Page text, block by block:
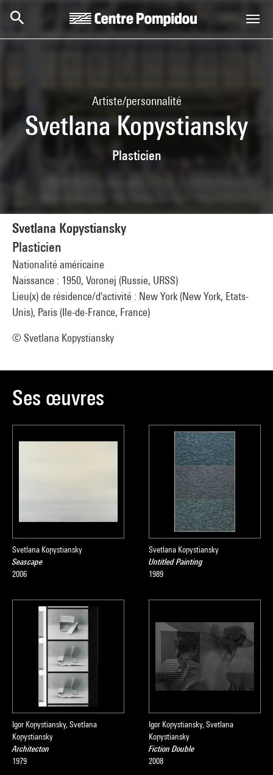
Artiste/personnalité
Svetlana Kopystiansky
Plasticien
Svetlana Kopystiansky
Plasticien
Nationalité américaine
Naissance : 1950, Voronej (Russie, URSS)
Lieu(x) de résidence/d'activité : New York (New York, Etats-
Unis), Paris (Ile-de-France, France)
© Svetlana Kopystiansky
Ses œuvres
Svetlana Kopystiansky
Seascape
2006
Svetlana Kopystiansky
Untitled Painting
1989
Igor Kopystiansky, Svetlana
Kopystiansky
Architecton
1979
Igor Kopystiansky, Svetlana
Kopystiansky
Fiction Double
2008